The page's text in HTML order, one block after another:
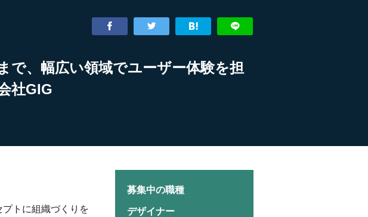
で、幅広い領域でユーザー体験を担
社GIG
トに組織づくりを
募集中の職種
デザイナー